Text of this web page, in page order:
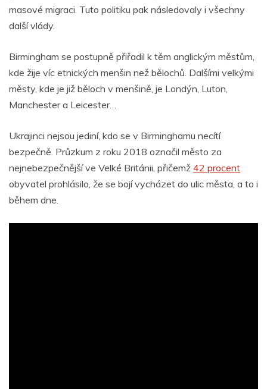
masové migraci. Tuto politiku pak následovaly i všechny
další vlády.
Birmingham se postupně přiřadil k těm anglickým městům,
kde žije víc etnických menšin než bělochů. Dalšími velkými
městy, kde je již běloch v menšině, je Londýn, Luton,
Manchester a Leicester…
Ukrajinci nejsou jediní, kdo se v Birminghamu necítí
bezpečně. Průzkum z roku 2018 označil město za
nejnebezpečnější ve Velké Británii, přičemž 42 procent
obyvatel prohlásilo, že se bojí vycházet do ulic města, a to i
během dne.